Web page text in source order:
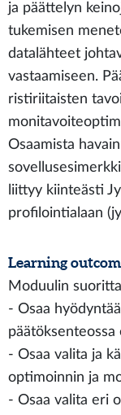
ja päättelyn
tukemisen
datalähteet
vastaamiseen.
ristiriitaisten
Osaamista
liittyy kiinteästi
profilointialaan
Learning
Moduulin
- Osaa
päätöksenteossa
- Osaa valita ja
optimoinnin ja
- Osaa valita eri